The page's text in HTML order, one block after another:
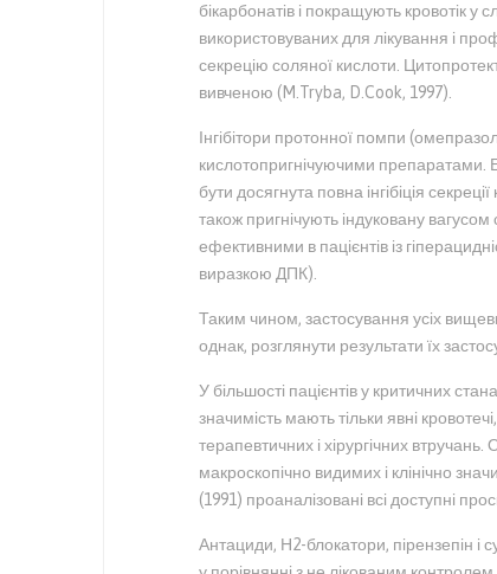
бікарбонатів і покращують кровотік у
використовуваних для лікування і
секрецію соляної кислоти.
вивченою (M.Tryba, D.Cook, 1997).
Інгібітори протонної помпи
кислотопригнічуючими препаратами.
бути досягнута повна інгібіція
також пригнічують індуковану
ефективними в пацієнтів із
виразкою ДПК).
Таким чином, застосування усіх
однак, розглянути результати їх
У більшості пацієнтів у критичних
значимість мають тільки явні
терапевтичних і хірургічних
макроскопічно видимих і клінічно
(1991) проаналізовані всі доступні
Антациди, Н2-блокатори, пірензепін і